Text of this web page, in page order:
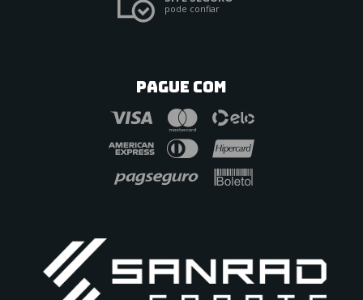
pode confiar
PAGUE COM